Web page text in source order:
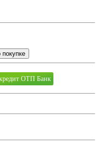
покупке
ОТП Банк